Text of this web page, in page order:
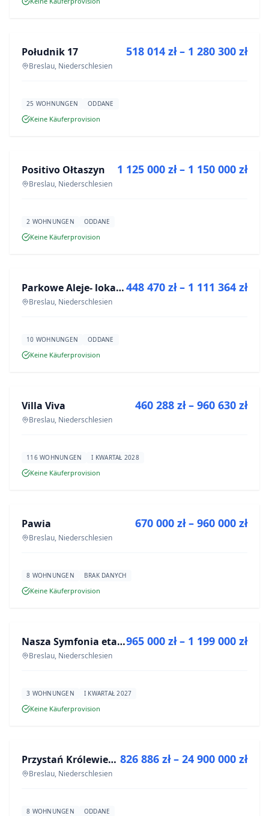
NEUBAU
Południk 17
Breslau, Niederschlesien
518 014 zł – 1 280 300 zł
25 WOHNUNGEN ODDANE
Keine Käuferprovision
NEUBAU
Positivo Ołtaszyn
Breslau, Niederschlesien
1 125 000 zł – 1 150 000 zł
2 WOHNUNGEN ODDANE
Keine Käuferprovision
NEUBAU Parkowe Aleje- lokale usługowe
Breslau, Niederschlesien
448 470 zł – 1 111 364 zł
10 WOHNUNGEN ODDANE
Keine Käuferprovision
NEUBAU
Villa Viva
Breslau, Niederschlesien
460 288 zł – 960 630 zł
116 WOHNUNGEN I KWARTAŁ 2028
Keine Käuferprovision
NEUBAU
Pawia
Breslau, Niederschlesien
670 000 zł – 960 000 zł
8 WOHNUNGEN BRAK DANYCH
Keine Käuferprovision
NEUBAU Nasza Symfonia etap III
Breslau, Niederschlesien
965 000 zł – 1 199 000 zł
3 WOHNUNGEN I KWARTAŁ 2027
Keine Käuferprovision
NEUBAU Przystań Królewiecka III- lokale usługowe
Breslau, Niederschlesien
826 886 zł – 24 900 000 zł
8 WOHNUNGEN ODDANE